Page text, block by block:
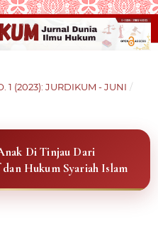
1 (2023): JURDIKUM - JUNI /
Di Tinjau Dari
Hukum Syariah Islam